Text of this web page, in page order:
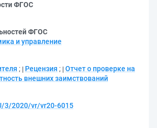
ФГОС
ФГОС
и управление
; Рецензия ; Отчет о проверке на
внешних заимствований
3/2020/vr/vr20-6015